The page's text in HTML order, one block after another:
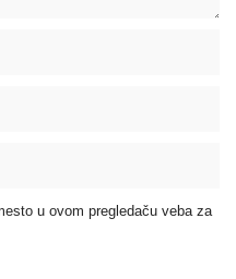
u ovom pregledaču veba za